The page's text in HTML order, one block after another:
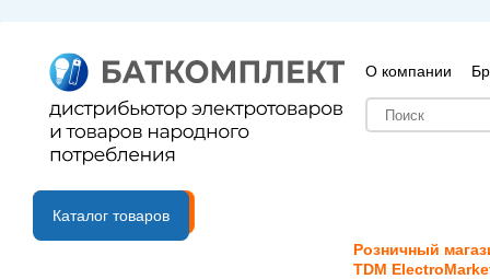
О компании
B2B портал
Каталог товаров
Розничный
TDM